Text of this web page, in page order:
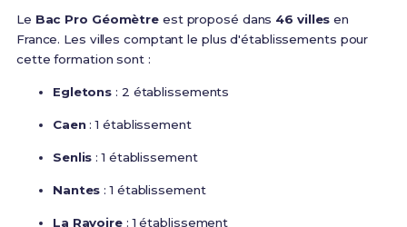
Le Bac Pro Géomètre est proposé dans 46 villes en
France. Les villes comptant le plus d'établissements pour
cette formation sont :
Egletons : 2 établissements
Caen: 1 établissement
Senlis : 1 établissement
Nantes : 1 établissement
La Ravoire: 1 établissement